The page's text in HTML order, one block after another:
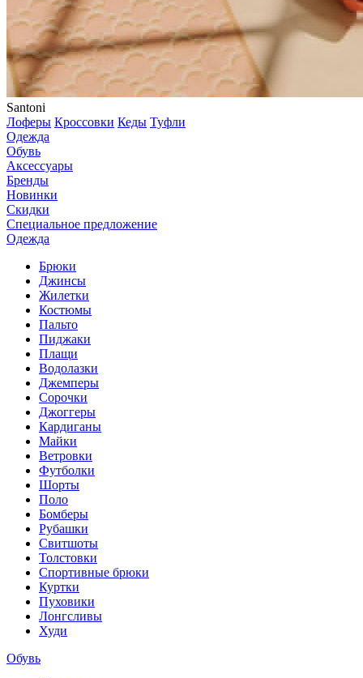
Santoni
Лоферы Кроссовки Кеды Туфли
Одежда
Обувь
Аксессуары
Бренды
Новинки
Скидки
Специальное предложение
Одежда
Брюки
Джинсы
Жилетки
Костюмы
Пальто
Пиджаки
Плащи
Водолазки
Джемперы
Сорочки
Джоггеры
Кардиганы
Майки
Ветровки
Футболки
Шорты
Поло
Бомберы
Рубашки
Свитшоты
Толстовки
Спортивные брюки
Куртки
Пуховики
Лонгсливы
Худи
Обувь